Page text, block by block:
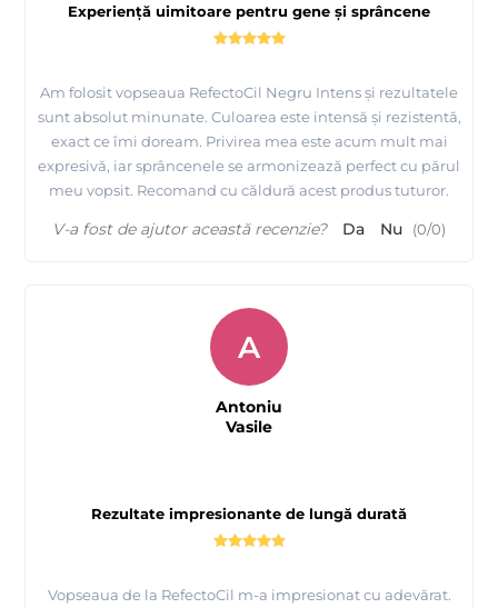
Experiență uimitoare pentru gene și sprâncene
Am folosit vopseaua RefectoCil Negru Intens și rezultatele
sunt absolut minunate. Culoarea este intensă și rezistentă,
exact ce îmi doream. Privirea mea este acum mult mai
expresivă, iar sprâncenele se armonizează perfect cu părul
meu vopsit. Recomand cu căldură acest produs tuturor.
V-a fost de ajutor această recenzie? Da Nu (0/0)
Rezultate impresionante de lungă durată
Vopseaua de la RefectoCil m-a impresionat cu adevărat.
A
Antoniu
Vasile